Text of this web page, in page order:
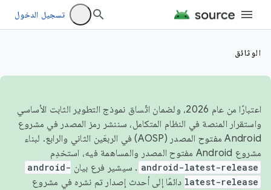
تسجيل الدخول
الوثائق
اعتبارًا من عام 2026، ولضمان اتّساق نموذج التطوير الثابت الأساسي
واستقرار المنصة في النظام المتكامل، سننشر رمز المصدر في مشروع
Android مفتوح المصدر (AOSP) في الربعَين الثاني والرابع. لبناء
مشروع Android مفتوح المصدر والمساهمة فيه، استخدِم
android-latest-release . سيشير فرع بيان android-
latest-release دائمًا إلى أحدث إصدار تم نشره في مشروع